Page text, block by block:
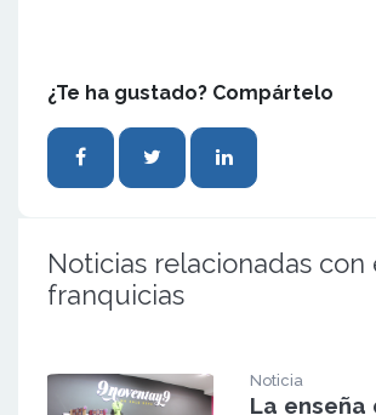
¿Te ha gustado? Compártelo
Noticias relacionadas con
franquicias
Noticia
La enseña